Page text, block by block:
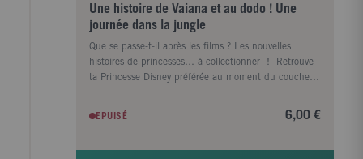
Une histoire de Vaiana et au dodo ! Une
journée dans la jungle
Que se passe-t-il après les films ? Les nouvelles
histoires de princesses… à collectionner ! Retrouve
ta Princesse Disney préférée au moment du coucher.
nouvelles aventures pour t’endormir avec de belles
images plein la tête ! Un petit album illustré de 32
EPUISÉ 6,00 €